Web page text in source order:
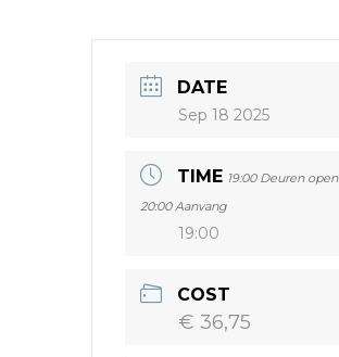
DATE
Sep 18 2025
TIME 19:00 Deuren open
20:00 Aanvang
19:00
COST
€ 36,75